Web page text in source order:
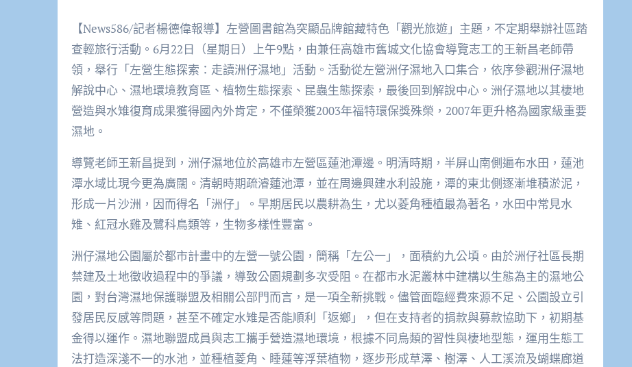
【News586/記者楊德偉報導】左營圖書館為突顯品牌館藏特色「觀光旅遊」主題，不定期舉辦社區踏
查輕旅行活動。6月22日（星期日）上午9點，由兼任高雄市舊城文化協會導覽志工的王新昌老師帶
領，舉行「左營生態探索：走讀洲仔濕地」活動。活動從左營洲仔濕地入口集合，依序參觀洲仔濕地
解說中心、濕地環境教育區、植物生態探索、昆蟲生態探索，最後回到解說中心。洲仔濕地以其棲地
營造與水雉復育成果獲得國內外肯定，不僅榮獲2003年福特環保獎殊榮，2007年更升格為國家級重要
濕地。
導覽老師王新昌提到，洲仔濕地位於高雄市左營區蓮池潭邊。明清時期，半屏山南側遍布水田，蓮池
潭水域比現今更為廣闊。清朝時期疏濬蓮池潭，並在周邊興建水利設施，潭的東北側逐漸堆積淤泥，
形成一片沙洲，因而得名「洲仔」。早期居民以農耕為生，尤以菱角種植最為著名，水田中常見水
雉、紅冠水雞及鷺科鳥類等，生物多樣性豐富。
洲仔濕地公園屬於都市計畫中的左營一號公園，簡稱「左公一」，面積約九公頃。由於洲仔社區長期
禁建及土地徵收過程中的爭議，導致公園規劃多次受阻。在都市水泥叢林中建構以生態為主的濕地公
園，對台灣濕地保護聯盟及相關公部門而言，是一項全新挑戰。儘管面臨經費來源不足、公園設立引
發居民反感等問題，甚至不確定水雉是否能順利「返鄉」，但在支持者的捐款與募款協助下，初期基
金得以運作。濕地聯盟成員與志工攜手營造濕地環境，根據不同鳥類的習性與棲地型態，運用生態工
法打造深淺不一的水池，並種植菱角、睡蓮等浮葉植物，逐步形成草澤、樹澤、人工溪流及蝴蝶廊道